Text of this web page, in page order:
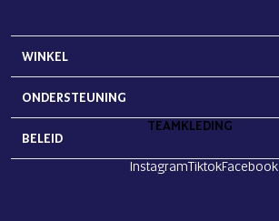
TEAMKLEDING
WINKEL
ONDERSTEUNING
BELEID
InstagramTiktokFacebook